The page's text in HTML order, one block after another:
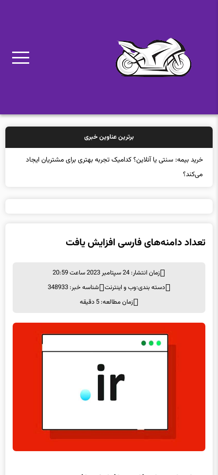
برترین عناوین خبری
خرید
دسته بندی:وب و اينترنت شناسه خبر: 348933
زمان مطالعه: 5 دقیقه